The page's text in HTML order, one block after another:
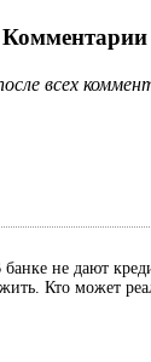
Комментарии
всех
не дают
Кто может